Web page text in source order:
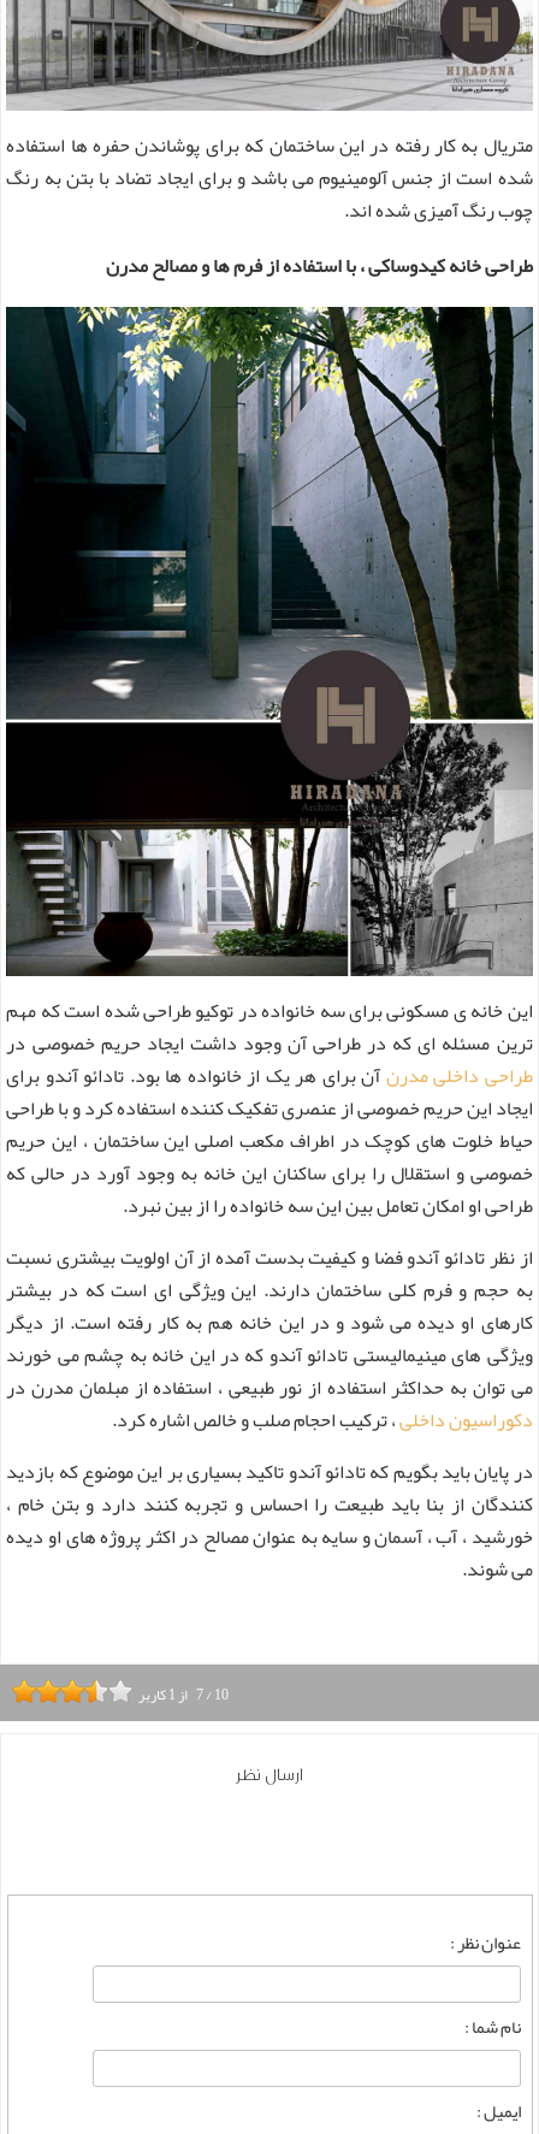
متریال به کار رفته در این ساختمان که برای پوشاندن حفره ها استفاده
شده است از جنس آلومینیوم می باشد و برای ایجاد تضاد با بتن به رنگ
چوب رنگ آمیزی شده اند.
طراحی خانه کیدوساکی ، با استفاده از فرم ها و مصالح مدرن
این خانه ی مسکونی برای سه خانواده در توکیو طراحی شده است که مهم
ترین مسئله ای که در طراحی آن وجود داشت ایجاد حریم خصوصی در
طراحی داخلی مدرنآن برای هر یک از خانواده ها بود. تادائو آندو برای
ایجاد این حریم خصوصی از عنصری تفکیک کننده استفاده کرد و با طراحی
حیاط خلوت های کوچک در اطراف مکعب اصلی این ساختمان ، این حریم
خصوصی و استقلال را برای ساکنان این خانه به وجود آورد در حالی که
طراحی او امکان تعامل بین این سه خانواده را از بین نبرد.
از نظر تادائو آندو فضا و کیفیت بدست آمده از آن اولویت بیشتری نسبت
به حجم و فرم کلی ساختمان دارند. این ویژگی ای است که در بیشتر
کارهای او دیده می شود و در این خانه هم به کار رفته است. از دیگر
ویژگی های مینیمالیستی تادائو آندو که در این خانه به چشم می خورند
می توان به حداکثر استفاده از نور طبیعی ، استفاده از مبلمان مدرن در
دکوراسیون داخلی، ترکیب احجام صلب و خالص اشاره کرد.
در پایان باید بگویم که تادائو آندو تاکید بسیاری بر این موضوع که بازدید
کنندگان از بنا باید طبیعت را احساس و تجربه کنند دارد و بتن خام ،
خورشید ، آب ، آسمان و سایه به عنوان مصالح در اکثر پروژه های او دیده
می شوند.
7/10 از 1کاربر
ارسال نظر
عنوان نظر :
نام شما :
ایمیل :